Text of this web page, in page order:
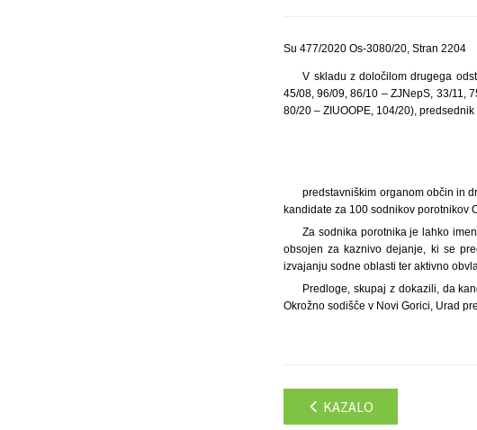
Su 477/2020 Os-3080/20, Stran 2204
V skladu z določilom drugega
45/08, 96/09, 86/10 – ZJNepS, 33/11,
80/20 – ZIUOOPE, 104/20),
predstavniškim organom občin in
kandidate za 100 sodnikov porotnikov
Za sodnika porotnika je lahko
obsojen za kaznivo dejanje, ki se
izvajanju sodne oblasti ter aktivno
Predloge, skupaj z dokazili, da
Okrožno sodišče v Novi Gorici, Urad
KAZALO